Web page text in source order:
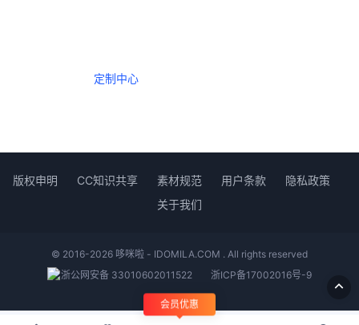
定制中心
版权申明 CC知识共享 素材规范 用户条款
隐私政策
关于我们
© 2016-2026 哆咪啦 - IDOMILA.COM . All rights reserved
浙公网安备 33010602011522
浙ICP备17002016号-9
会员优惠